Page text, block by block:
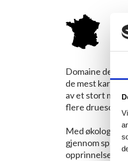
Domaine de
de mest
av et stort
flere druesorter
Med økologisk
gjennom
opprinnelse,